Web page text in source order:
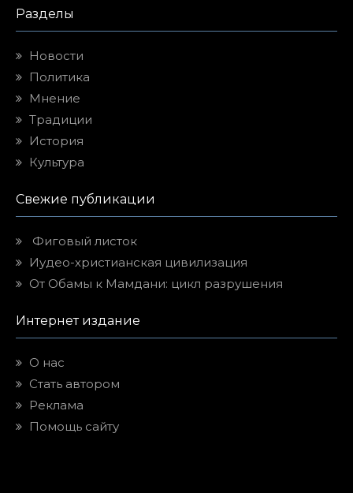
Разделы
Новости
Политика
Мнение
Традиции
История
Культура
Свежие публикации
Фиговый листок
Иудео-христианская цивилизация
От Обамы к Мамдани: цикл разрушения
Интернет издание
О нас
Стать автором
Реклама
Помощь сайту